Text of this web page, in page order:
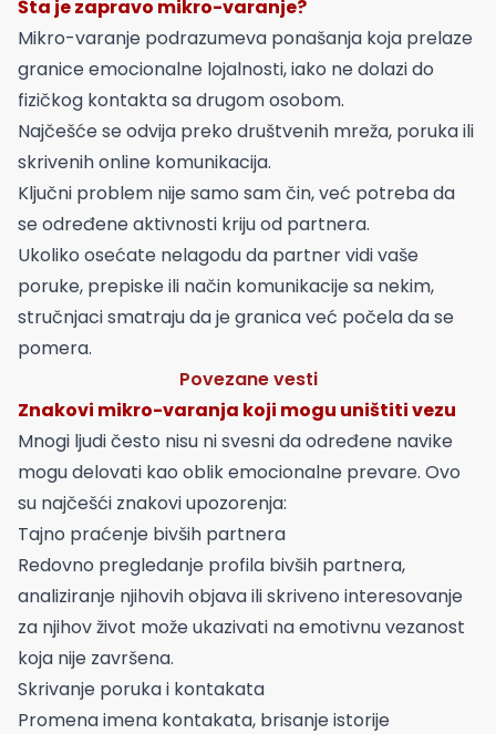
Šta je zapravo mikro-varanje?
Mikro-varanje podrazumeva ponašanja koja prelaze
granice emocionalne lojalnosti, iako ne dolazi do
fizičkog kontakta sa drugom osobom.
Najčešće se odvija preko društvenih mreža, poruka ili
skrivenih online komunikacija.
Ključni problem nije samo sam čin, već potreba da
se određene aktivnosti kriju od partnera.
Ukoliko osećate nelagodu da partner vidi vaše
poruke, prepiske ili način komunikacije sa nekim,
stručnjaci smatraju da je granica već počela da se
pomera.
Povezane vesti
Znakovi mikro-varanja koji mogu uništiti vezu
Mnogi ljudi često nisu ni svesni da određene navike
mogu delovati kao oblik emocionalne prevare. Ovo
su najčešći znakovi upozorenja:
Tajno praćenje bivših partnera
Redovno pregledanje profila bivših partnera,
analiziranje njihovih objava ili skriveno interesovanje
za njihov život može ukazivati na emotivnu vezanost
koja nije završena.
Skrivanje poruka i kontakata
Promena imena kontakata, brisanje istorije